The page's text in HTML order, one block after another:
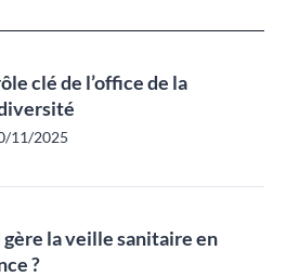
clé de l’office de la
11/2025
gère la veille sanitaire en
?